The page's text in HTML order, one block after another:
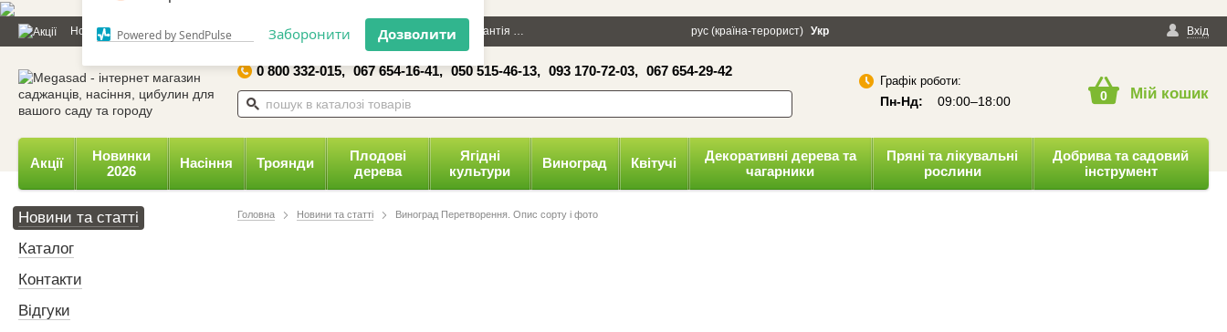
Дозвольте сайту megasad.net
відправляти вам сповіщення на
робочий стіл.
Powered by SendPulse Заборонити Дозволити
×
Новини та статті Каталог Контакти Відгуки Даруємо 100 грн Гарантія Політика конфіденційності Вхід
рус (країна-терорист) Укр
0 800 332-015, 067 654-16-41, 050 515-46-13, 093 170-72-03, 067 654-29-42
Графік роботи:
Пн-Нд: 09:00–18:00 0 Мій кошик
Акції
Новинки
2026
Насіння Троянди
Плодові
дерева
Ягідні
культури
Виноград Квітучі
Декоративні дерева та
чагарники
Пряні та лікувальні
рослини
Добрива та садовий
інструмент
Головна Новини та статті Виноград Перетворення. Опис сорту і фото
Новини та статті
Каталог
Контакти
Відгуки